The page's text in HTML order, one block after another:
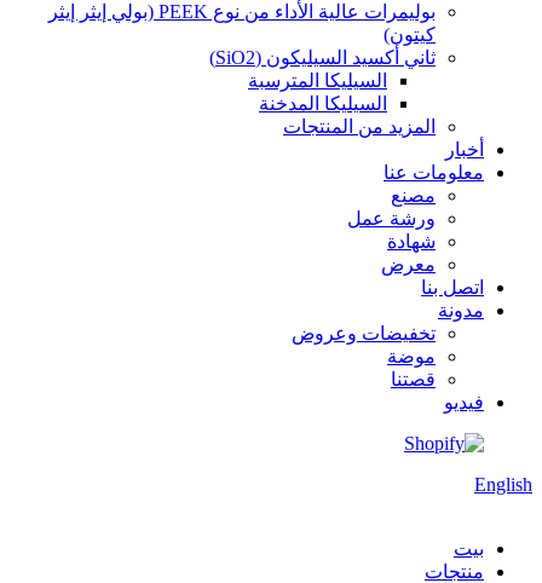
بوليمرات عالية الأداء من نوع PEEK (بولي إيثر إيثر
كيتون)
ثاني أكسيد السيليكون (SiO2)
السيليكا المترسبة
السيليكا المدخنة
المزيد من المنتجات
أخبار
معلومات عنا
مصنع
ورشة عمل
شهادة
معرض
اتصل بنا
مدونة
تخفيضات وعروض
موضة
قصتنا
فيديو
English
بيت
منتجات